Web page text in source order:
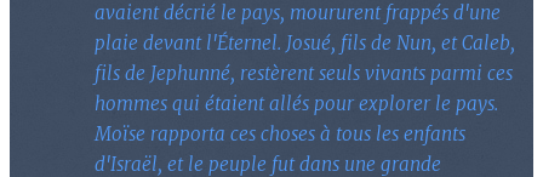
avaient décrié le pays, moururent frappés d'une
plaie devant l'Éternel. Josué, fils de Nun, et Caleb,
fils de Jephunné, restèrent seuls vivants parmi ces
hommes qui étaient allés pour explorer le pays.
Moïse rapporta ces choses à tous les enfants
d'Israël, et le peuple fut dans une grande